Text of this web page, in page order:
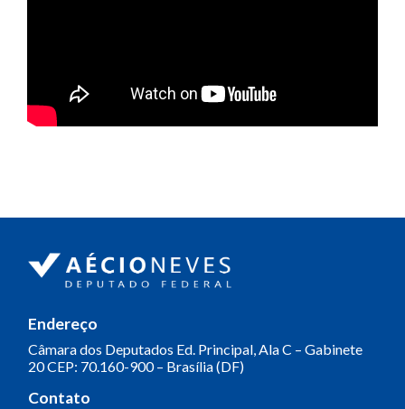
Endereço
Câmara dos Deputados Ed. Principal, Ala C – Gabinete
20CEP: 70.160-900 – Brasília (DF)
Contato